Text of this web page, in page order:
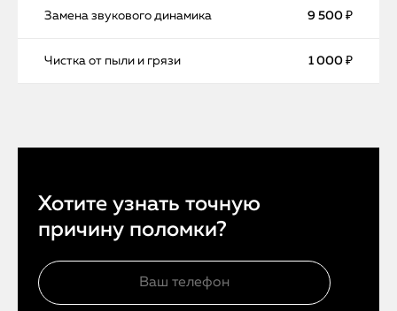
Замена звукового динамика 9 500 ₽
Чистка от пыли и грязи 1 000 ₽
Хотите узнать точную
причину поломки?